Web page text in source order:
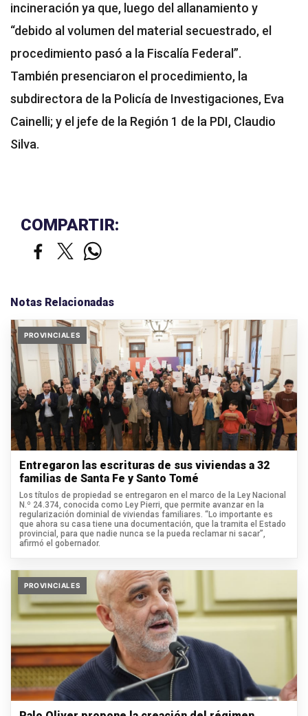
incineración ya que, luego del allanamiento y
“debido al volumen del material secuestrado, el
procedimiento pasó a la Fiscalía Federal”.
También presenciaron el procedimiento, la
subdirectora de la Policía de Investigaciones, Eva
Cainelli; y el jefe de la Región 1 de la PDI, Claudio
Silva.
COMPARTIR:
Notas Relacionadas
PROVINCIALES
Entregaron las escrituras de sus viviendas a 32
familias de Santa Fe y Santo Tomé
Los títulos de propiedad se entregaron en el marco de la Ley Nacional
N.º 24.374, conocida como Ley Pierri, que permite avanzar en la
regularización dominial de viviendas familiares. “Lo importante es
que ahora su casa tiene una documentación, que la tramita el Estado
provincial, para que nadie nunca se la pueda reclamar ni sacar”,
afirmó el gobernador.
PROVINCIALES